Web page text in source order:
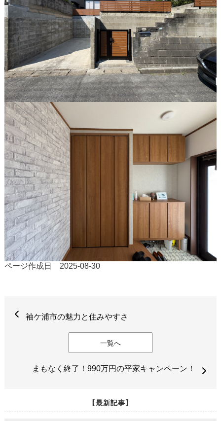
ページ作成日 2025-08-30
袖ケ浦市の魅力と住みやすさ
一覧へ
まもなく終了！990万円の平家キャンペーン！
【最新記事】